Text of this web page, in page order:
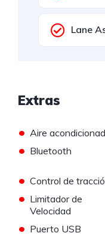
Lane
Extras
• Aire
• Bluetooth
• Control de
• Limitador de
Velocidad
• Puerto USB